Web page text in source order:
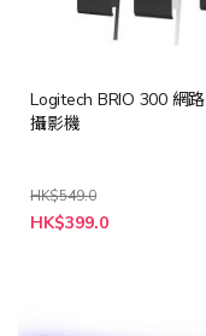
Logitech BRIO 300 網路
攝影機
HK$549.0
HK$399.0